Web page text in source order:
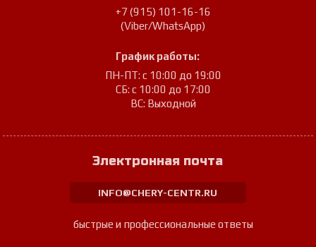
+7 (915) 101-16-16
(Viber/WhatsApp)
График работы:
ПН-ПТ: с 10:00 до 19:00
СБ: с 10:00 до 17:00
ВС: Выходной
Электронная почта
INFO@CHERY-CENTR.RU
быстрые и профессиональные ответы